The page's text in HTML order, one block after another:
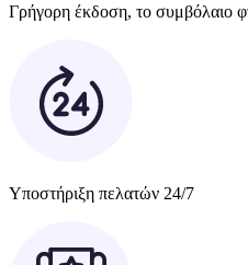
Γρήγορη έκδοση, το συμβόλαιο
Υποστήριξη πελατών 24/7